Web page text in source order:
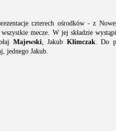
czterech ośrodków - z
wszystkie mecze. W jej składzie
Majewski, Jakub Klimczak. Do
jednego Jakub.